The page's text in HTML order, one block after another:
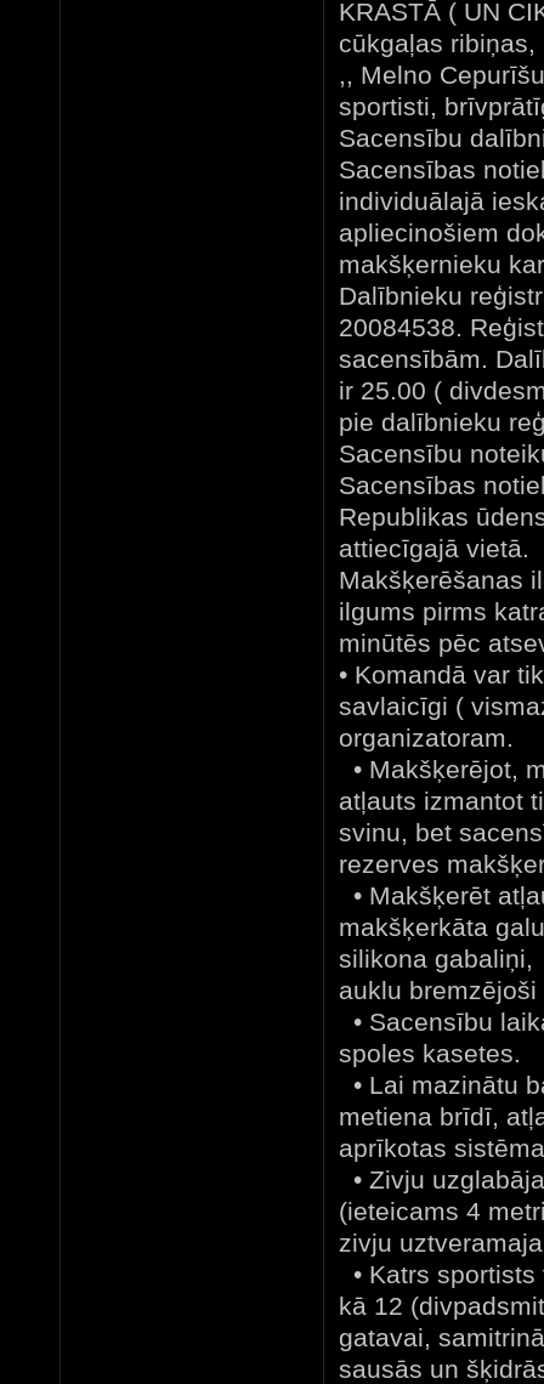
KRASTĀ ( UN
cūkgaļas
,, Melno
sportisti,
Sacensību
Sacensības
individuālajā
apliecinošiem
makšķernieku
Dalībnieku
20084538.
sacensībām.
ir 25.00 (
pie dalībnieku
Sacensību
Sacensības
Republikas
attiecīgajā vietā.
Makšķerēšanas
ilgums pirms
minūtēs pēc
• Komandā var
savlaicīgi (
organizatoram.
• Makšķerējot,
atļauts izmantot
svinu, bet
rezerves
• Makšķerēt
makšķerkāta
silikona gabaliņi,
auklu
• Sacensību
spoles kasetes.
• Lai mazinātu
metiena brīdī,
aprīkotas
• Zivju
(ieteicams 4
zivju
• Katrs
kā 12
gatavai,
sausās un